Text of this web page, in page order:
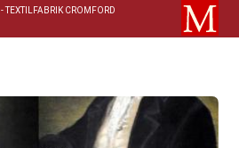
TEXTILFABRIK CROMFORD